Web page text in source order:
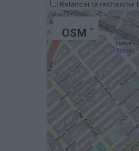
Relancer la recherche
OSM